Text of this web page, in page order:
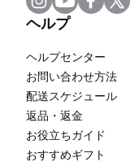
ヘルプ
ヘルプセンター
お問い合わせ方法
配送スケジュール
返品・返金
お役立ちガイド
おすすめギフト